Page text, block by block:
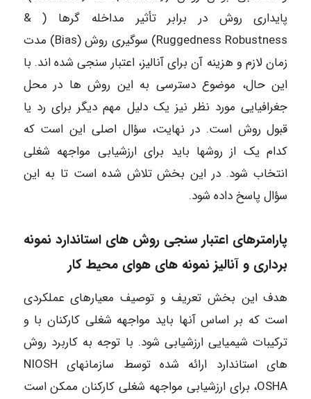
پایداری روش در برابر تأثیر مداخله گرها ( &
Ruggedness Robustness) سوگیری روش (Bias) مدت
زمان لازم و هزینه آن برای آنالیز، اعتبار سنجی شده اند. با
این حال، موضوع دسترسی به این روش ها در محل
جغرافیایی مورد نظر نیز یک دلیل مهم دیگر برای رد یا
قبول روش است. در نهایت، سؤال اصلی این است که
کدام یک از روشها باید برای ارزشیابی مواجهه شغلی
انتخاب شود. در این بخش تلاش شده است تا به این
سؤال پاسخ داده شود.
پارامترهای اعتبار سنجی روش های استاندارد نمونه
برداری و آنالیز نمونه های هوای محیط کار
هدف این بخش تعریف و توصیف معیارهای عملکردی
است که بر اساس آنها باید مواجهه شغلی کارکنان با و
ترکیبات شیمیایی ارزشیابی شود. با توجه به کاربرد روش
های استاندارد ارائه شده توسط سازمانهای NIOSH
،OSHA برای ارزشیابی مواجهه شغلی کارکنان ممکن است